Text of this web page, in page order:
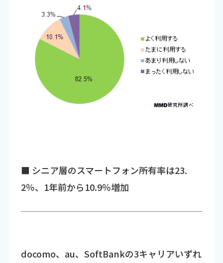
■ シニア層のスマートフォン所有率は23.
2％、1年前から10.9％増加
docomo、au、SoftBankの3キャリアいずれ